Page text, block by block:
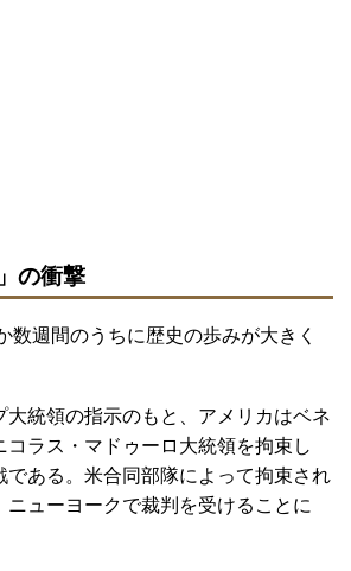
の衝撃
数週間のうちに歴史の歩みが大きく
大統領の指示のもと、アメリカはベネ
コラス・マドゥーロ大統領を拘束し
である。米合同部隊によって拘束され
ニューヨークで裁判を受けることに